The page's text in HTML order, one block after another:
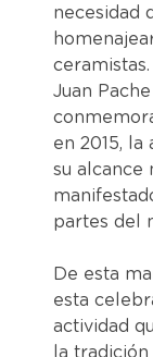
necesidad
Juan
en 2015,
su alcance
partes del
De esta
esta
actividad
la